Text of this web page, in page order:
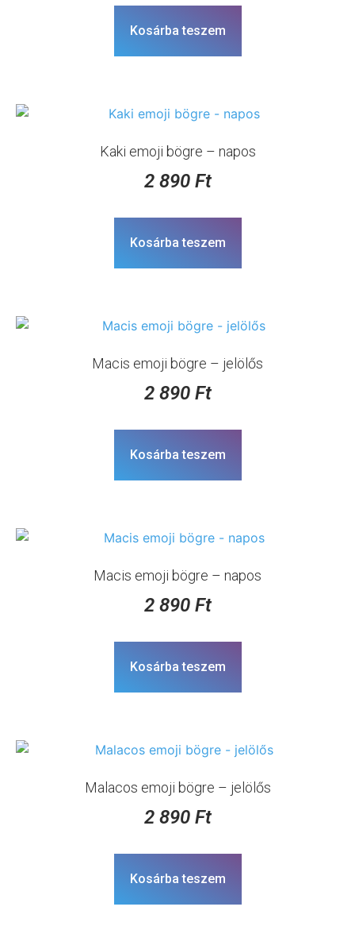
Kosárba teszem
Kaki emoji bögre – napos
2 890 Ft
Kosárba teszem
Macis emoji bögre – jelölős
2 890 Ft
Kosárba teszem
Macis emoji bögre – napos
2 890 Ft
Kosárba teszem
Malacos emoji bögre – jelölős
2 890 Ft
Kosárba teszem